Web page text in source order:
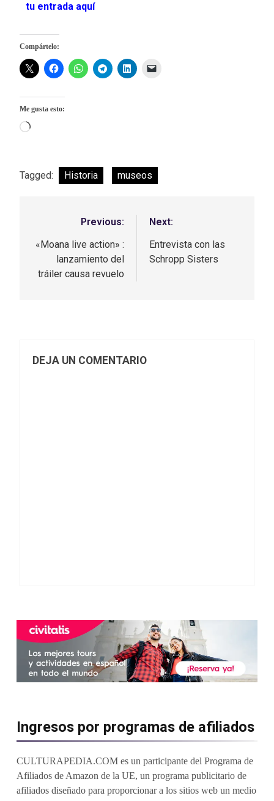
tu entrada aquí
Compártelo:
Me gusta esto:
Tagged: Historia museos
Previous:
«Moana live action» :
lanzamiento del
tráiler causa revuelo
Next:
Entrevista con las
Schropp Sisters
DEJA UN COMENTARIO
Ingresos por programas de afiliados
CULTURAPEDIA.COM es un participante del Programa de
Afiliados de Amazon de la UE, un programa publicitario de
afiliados diseñado para proporcionar a los sitios web un medio